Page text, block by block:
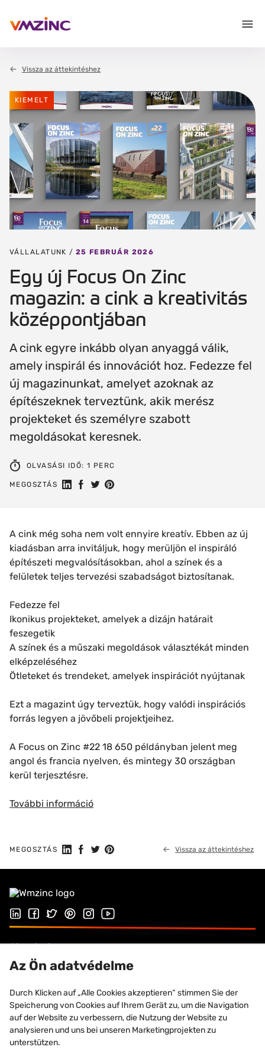
Vissza az áttekintéshez
VÁLLALATUNK / 25 FEBRUÁR 2026
Egy új Focus On Zinc
magazin: a cink a kreativitás
középpontjában
A cink egyre inkább olyan anyaggá válik,
amely inspirál és innovációt hoz. Fedezze fel
új magazinunkat, amelyet azoknak az
építészeknek terveztünk, akik merész
projekteket és személyre szabott
megoldásokat keresnek.
OLVASÁSI IDŐ: 1 PERC
MEGOSZTÁS Megosztás a Linkedin-en
Megosztás Facebookon
Megosztás a Twitteren
Megosztás a Pinteresten
KIEMELT
A cink még soha nem volt ennyire kreatív. Ebben az új
kiadásban arra invitáljuk, hogy merüljön el inspiráló
építészeti megvalósításokban, ahol a színek és a
felületek teljes tervezési szabadságot biztosítanak.
Fedezze fel
Ikonikus projekteket, amelyek a dizájn határait
feszegetik
A színek és a műszaki megoldások választékát minden
elképzeléséhez
Ötleteket és trendeket, amelyek inspirációt nyújtanak
Ezt a magazint úgy terveztük, hogy valódi inspirációs
forrás legyen a jövőbeli projektjeihez.
A Focus on Zinc #22 18 650 példányban jelent meg
angol és francia nyelven, és mintegy 30 országban
kerül terjesztésre.
További információ
MEGOSZTÁS Megosztás a Linkedin-en
Megosztás Facebookon
Megosztás a Twitteren
Megosztás a PinterestenVissza az áttekintéshez
Kövessen minket a LinkedIn-en
Kövessen minket Facebookon
Kövessen minket a Twitteren
Kövessen minket a Pinterest oldalon
Follow us on Instagram
Látogasson el Youtube csatornánkra
Alapelvek
Homlokzatburkolatok
VMZINC
Kapcsolat
Az Ön adatvédelme
Durch Klicken auf „Alle Cookies akzeptieren“ stimmen Sie der
Speicherung von Cookies auf Ihrem Gerät zu, um die Navigation
auf der Website zu verbessern, die Nutzung der Website zu
analysieren und uns bei unseren Marketingprojekten zu
unterstützen.